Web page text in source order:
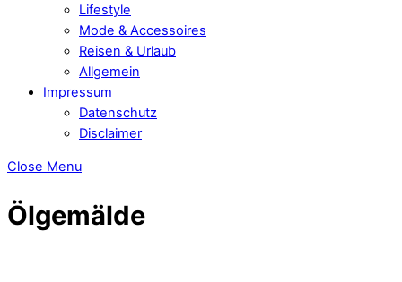
Lifestyle
Mode & Accessoires
Reisen & Urlaub
Allgemein
Impressum
Datenschutz
Disclaimer
Close Menu
Ölgemälde